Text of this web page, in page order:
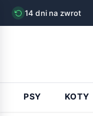
14 dni na zwrot
PSY KOTY